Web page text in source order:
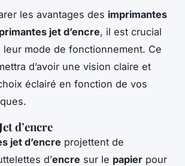
les avantages des imprimantes
jet d’encre, il est crucial
mode de fonctionnement. Ce
d’avoir une vision claire et
éclairé en fonction de vos
d’encre
jet d’encre projettent de
d’encre sur le papier pour